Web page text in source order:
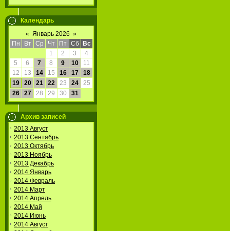
Календарь
« Январь 2026 »
Пн
Вт Ср Чт Пт Сб
Вс
1
2 3
4
5
6 7 8 9 10
11
12
13 14 15 16 17
18
19
20 21 22 23 24
25
26
27 28 29 30 31
Архив записей
2013 Август
2013 Сентябрь
2013 Октябрь
2013 Ноябрь
2013 Декабрь
2014 Январь
2014 Февраль
2014 Март
2014 Апрель
2014 Май
2014 Июнь
2014 Август